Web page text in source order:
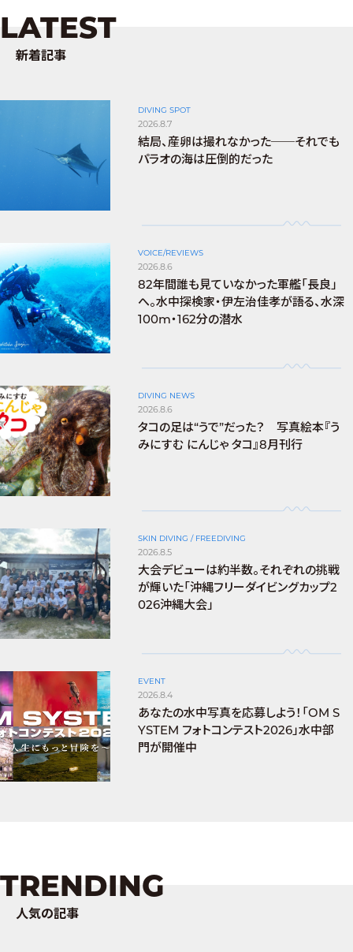
LATEST
新着記事
DIVING SPOT
2026.8.7
結局、産卵は撮れなかった──それでも
パラオの海は圧倒的だった
VOICE/REVIEWS
2026.8.6
82年間誰も見ていなかった軍艦「長良」
へ。水中探検家・伊左治佳孝が語る、水深
100m・162分の潜水
DIVING NEWS
2026.8.6
タコの足は“うで”だった？ 写真絵本『う
みにすむ にんじゃ タコ』8月刊行
SKIN DIVING / FREEDIVING
2026.8.5
大会デビューは約半数。それぞれの挑戦
が輝いた「沖縄フリーダイビングカップ2
026沖縄大会」
EVENT
2026.8.4
あなたの水中写真を応募しよう！「OM S
YSTEM フォトコンテスト2026」水中部
門が開催中
TRENDING
人気の記事